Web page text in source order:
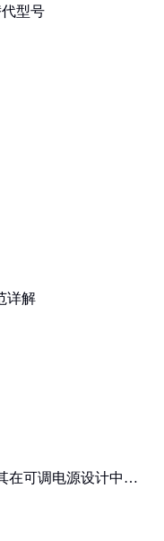
代型号
详解
在可调电源设计中的